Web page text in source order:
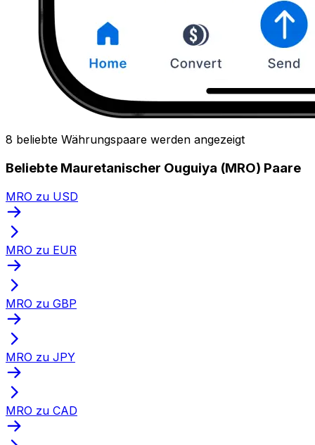
8 beliebte Währungspaare werden angezeigt
Beliebte Mauretanischer Ouguiya (MRO) Paare
MRO zu USD
MRO zu EUR
MRO zu GBP
MRO zu JPY
MRO zu CAD